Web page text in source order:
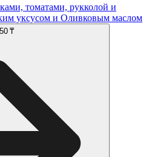
томатами, рукколой и
уксусом и Оливковым маслом
₸